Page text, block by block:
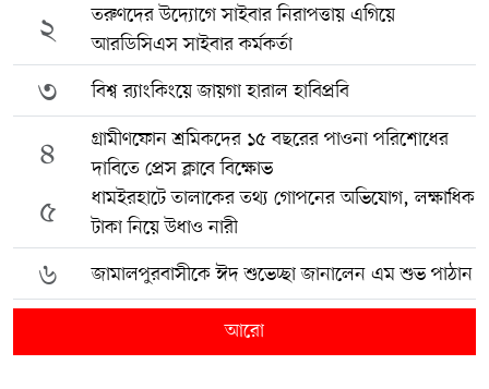
২
তরুণদের উদ্যোগে সাইবার নিরাপত্তায় এগিয়ে
আরডিসিএস সাইবার কর্মকর্তা
৩ বিশ্ব র‍্যাংকিংয়ে জায়গা হারাল হাবিপ্রবি
৪
গ্রামীণফোন শ্রমিকদের ১৫ বছরের পাওনা পরিশোধের
দাবিতে প্রেস ক্লাবে বিক্ষোভ
৫
ধামইরহাটে তালাকের তথ্য গোপনের অভিযোগ, লক্ষাধিক
টাকা নিয়ে উধাও নারী
৬ জামালপুরবাসীকে ঈদ শুভেচ্ছা জানালেন এম শুভ পাঠান
আরো